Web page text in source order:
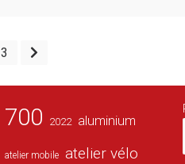
3
700 2022 aluminium
atelier mobile atelier vélo